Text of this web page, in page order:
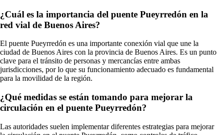
¿Cuál es la importancia del puente Pueyrredón en la
red vial de Buenos Aires?
El puente Pueyrredón es una importante conexión vial que une la
ciudad de Buenos Aires con la provincia de Buenos Aires. Es un punto
clave para el tránsito de personas y mercancías entre ambas
jurisdicciones, por lo que su funcionamiento adecuado es fundamental
para la movilidad de la región.
¿Qué medidas se están tomando para mejorar la
circulación en el puente Pueyrredón?
Las autoridades suelen implementar diferentes estrategias para mejorar